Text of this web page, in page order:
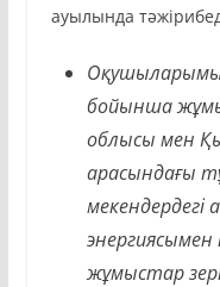
ауылында
бойынша
облысы мен
арасындағы
жұмыстар